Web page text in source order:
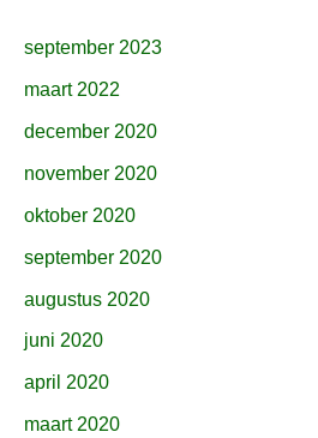
september 2023
maart 2022
december 2020
november 2020
oktober 2020
september 2020
augustus 2020
juni 2020
april 2020
maart 2020